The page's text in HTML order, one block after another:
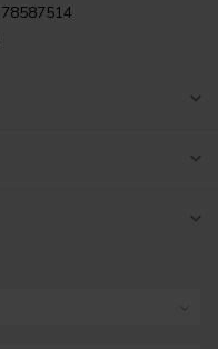
78587514